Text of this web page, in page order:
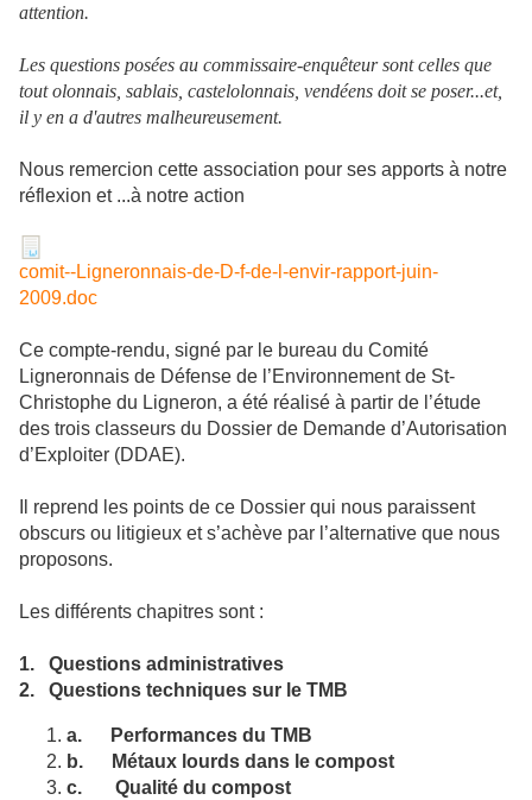
attention.
Les questions posées au commissaire-enquêteur sont celles que
tout olonnais, sablais, castelolonnais, vendéens doit se poser...et,
il y en a d'autres malheureusement.
Nous remercion cette association pour ses apports à notre
réflexion et ...à notre action
comit--Ligneronnais-de-D-f-de-l-envir-rapport-juin-
2009.doc
Ce compte-rendu, signé par le bureau du Comité
Ligneronnais de Défense de l’Environnement de St-
Christophe du Ligneron, a été réalisé à partir de l’étude
des trois classeurs du Dossier de Demande d’Autorisation
d’Exploiter (DDAE).
Il reprend les points de ce Dossier qui nous paraissent
obscurs ou litigieux et s’achève par l’alternative que nous
proposons.
Les différents chapitres sont :
1.
Questions administratives
2.
Questions techniques sur le TMB
a.
Performances du TMB
b.
Métaux lourds dans le compost
c.
Qualité du compost